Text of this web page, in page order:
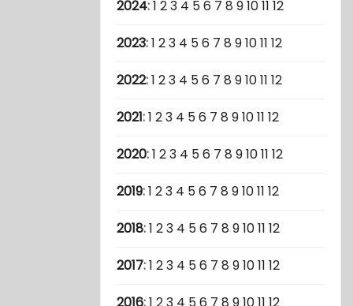
2024:1 23 4 56 7 8 91011 12
2023:1 23 4 56 7 8 91011 12
2022:1 23 4 56 7 8 91011 12
2021:1 23 4 56 7 8 91011 12
2020:1 23 4 56 7 8 91011 12
2019:1 23 4 56 7 8 91011 12
2018:1 23 4 56 7 8 91011 12
2017:1 23 4 56 7 8 91011 12